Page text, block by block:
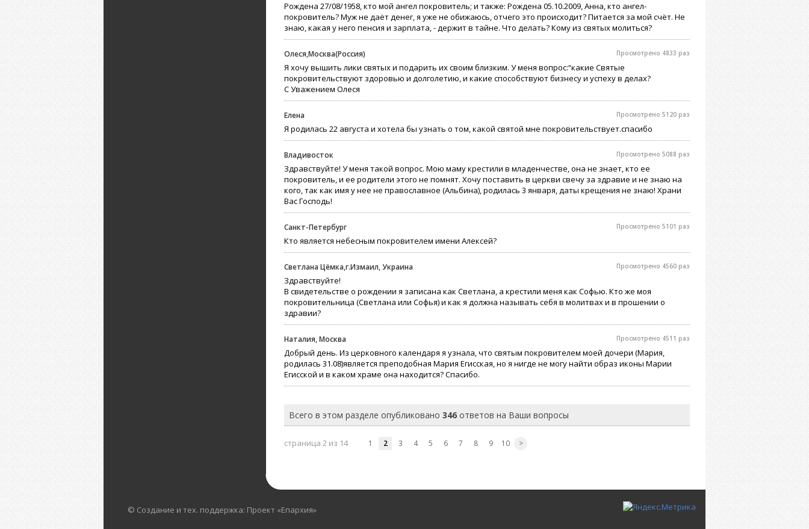
Рождена 27/08/1958, кто мой ангел покровитель; и также: Рождена 05.10.2009, Анна, кто ангел-
покровитель? Муж не даёт денег, я уже не обижаюсь, отчего это происходит? Питается за мой счёт. Не
знаю, какая у него пенсия и зарплата, - держит в тайне. Что делать? Кому из святых молиться?
Олеся,Москва(Россия) Просмотрено 4833 раз
Я хочу вышить лики святых и подарить их своим близким. У меня вопрос:“какие Святые
покровительствуют здоровью и долголетию, и какие способствуют бизнесу и успеху в делах?
С Уважением Олеся
Елена Просмотрено 5120 раз
Я родилась 22 августа и хотела бы узнать о том, какой святой мне покровительствует.спасибо
Владивосток Просмотрено 5088 раз
Здравствуйте! У меня такой вопрос. Мою маму крестили в младенчестве, она не знает, кто ее
покровитель, и ее родители этого не помнят. Хочу поставить в церкви свечу за здравие и не знаю на
кого, так как имя у нее не православное (Альбина), родилась 3 января, даты крещения не знаю! Храни
Вас Господь!
Санкт-Петербург Просмотрено 5101 раз
Кто является небесным покровителем имени Алексей?
Светлана Цёмка,г.Измаил, Украина Просмотрено 4560 раз
Здравствуйте!
В свидетельстве о рождении я записана как Светлана, а крестили меня как Софью. Кто же моя
покровительница (Светлана или Софья) и как я должна называть себя в молитвах и в прошении о
здравии?
Наталия, Москва Просмотрено 4511 раз
Добрый день. Из церковного календаря я узнала, что святым покровителем моей дочери (Мария,
родилась 31.08)является преподобная Мария Егисская, но я нигде не могу найти образ иконы Марии
Егисской и в каком храме она находится? Спасибо.
Всего в этом разделе опубликовано 346 ответов на Ваши вопросы
страница 2 из 14 1 2 3 4 5 6 7 8 9 10 >
© Создание и тех. поддержка: Проект «Епархия»